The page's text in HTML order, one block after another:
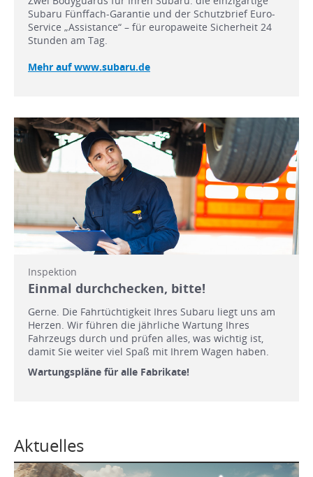
Subaru Fünffach-Garantie und der Schutzbrief Euro-
Service „Assistance“ – für europaweite Sicherheit 24
Stunden am Tag.
Mehr auf www.subaru.de
Inspektion
Einmal durchchecken, bitte!
Gerne. Die Fahrtüchtigkeit Ihres Subaru liegt uns am
Herzen. Wir führen die jährliche Wartung Ihres
Fahrzeugs durch und prüfen alles, was wichtig ist,
damit Sie weiter viel Spaß mit Ihrem Wagen haben.
Wartungspläne für alle Fabrikate!
Aktuelles